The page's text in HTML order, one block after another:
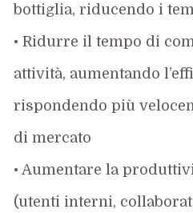
bottiglia, riducendo i
• Ridurre il tempo di
attività, aumentando
rispondendo più
di mercato
• Aumentare la
(utenti interni,